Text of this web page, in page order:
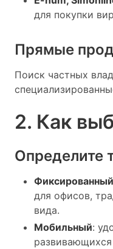
для покупки
Прямые
Поиск частных
2. Как
Определите
для офисов,
вида.
Мобильный: